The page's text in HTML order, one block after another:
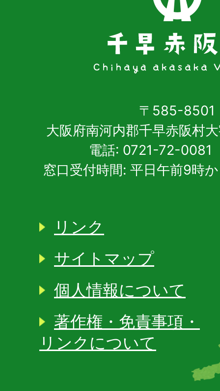
〒585-8501
大阪府南河内郡千早赤阪村
電話: 0721-72-0081
窓口受付時間: 平日午前9時
リンク
サイトマップ
個人情報について
著作権・免責事項・
リンクについて